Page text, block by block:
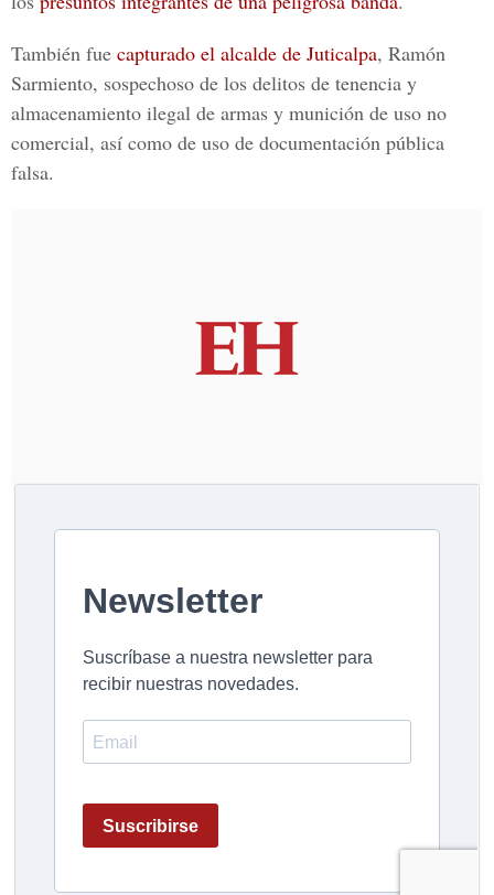
También fue capturado el alcalde de Juticalpa, Ramón
Sarmiento, sospechoso de los delitos de tenencia y
almacenamiento ilegal de armas y munición de uso no
comercial, así como de uso de documentación pública
falsa.